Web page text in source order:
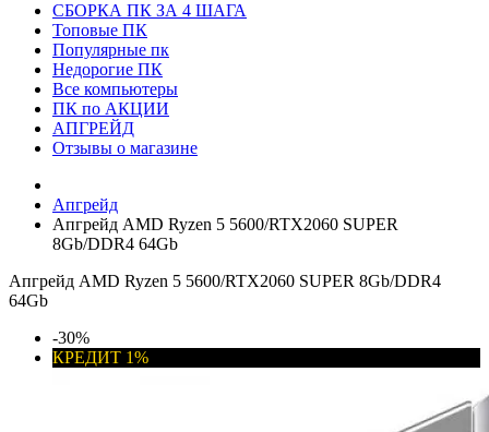
СБОРКА ПК ЗА 4 ШАГА
Топовые ПК
Популярные пк
Недорогие ПК
Все компьютеры
ПК по АКЦИИ
АПГРЕЙД
Отзывы о магазине
Апгрейд
Апгрейд AMD Ryzen 5 5600/RTX2060 SUPER
8Gb/DDR4 64Gb
Апгрейд AMD Ryzen 5 5600/RTX2060 SUPER 8Gb/DDR4
64Gb
-30%
КРЕДИТ 1%